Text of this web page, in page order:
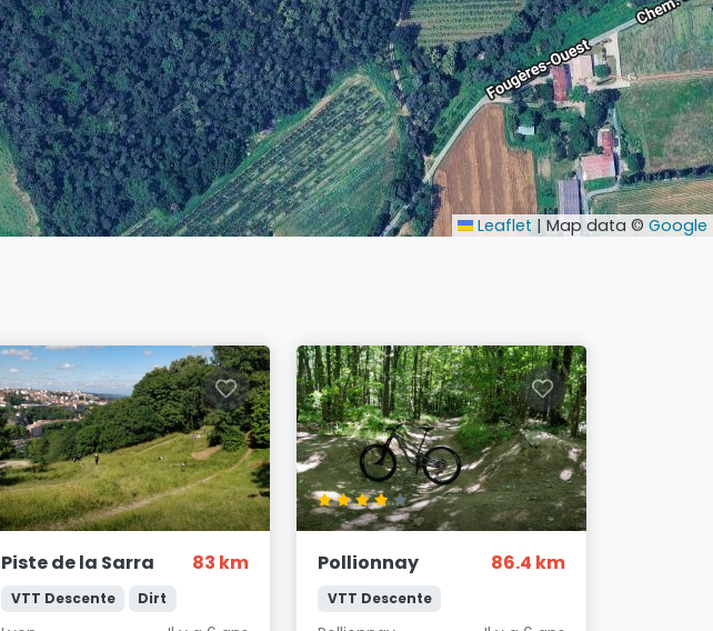
Leaflet | Map data © Google
Piste de la Sarra 83 km
VTT Descente Dirt
Pollionnay 86.4 km
VTT Descente